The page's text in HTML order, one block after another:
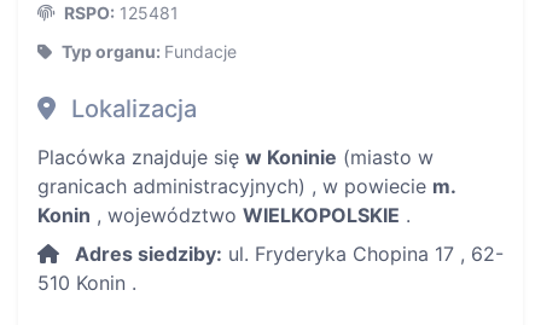
RSPO: 125481
Typ organu: Fundacje
Lokalizacja
Placówka znajduje się w Koninie (miasto w
granicach administracyjnych) , w powiecie m.
Konin , województwo WIELKOPOLSKIE .
Adres siedziby: ul. Fryderyka Chopina 17 , 62-
510 Konin .